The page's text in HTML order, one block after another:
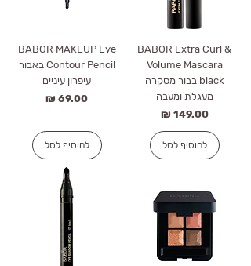
BABOR Extra Curl &
Volume Mascara
black בבור מסקרה
מעגלת ומעבה
מחיר‏149.00 ‏₪
להוסיף לסל
BABOR MAKEUP Eye
Contour Pencil באבור
עיפרון עיניים
מחיר
להוסיף לסל